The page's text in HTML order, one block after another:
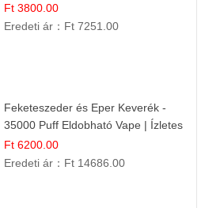
Ft 3800.00
Eredeti ár： Ft 7251.00
Feketeszeder és Eper Keverék -
35000 Puff Eldobható Vape | Ízletes
Gyümölcsökombináció!
Ft 6200.00
Eredeti ár： Ft 14686.00